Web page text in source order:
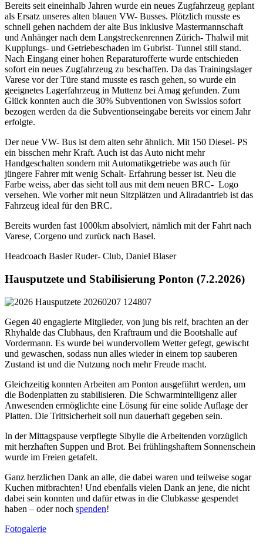
Bereits seit eineinhalb Jahren wurde ein neues Zugfahrzeug geplant
als Ersatz unseres alten blauen VW- Busses. Plötzlich musste es
schnell gehen nachdem der alte Bus inklusive Mastermannschaft
und Anhänger nach dem Langstreckenrennen Zürich- Thalwil mit
Kupplungs- und Getriebeschaden im Gubrist- Tunnel still stand.
Nach Eingang einer hohen Reparaturofferte wurde entschieden
sofort ein neues Zugfahrzeug zu beschaffen. Da das Trainingslager
Varese vor der Türe stand musste es rasch gehen, so wurde ein
geeignetes Lagerfahrzeug in Muttenz bei Amag gefunden. Zum
Glück konnten auch die 30% Subventionen von Swisslos sofort
bezogen werden da die Subventionseingabe bereits vor einem Jahr
erfolgte.
Der neue VW- Bus ist dem alten sehr ähnlich. Mit 150 Diesel- PS
ein bisschen mehr Kraft. Auch ist das Auto nicht mehr
Handgeschalten sondern mit Automatikgetriebe was auch für
jüngere Fahrer mit wenig Schalt- Erfahrung besser ist. Neu die
Farbe weiss, aber das sieht toll aus mit dem neuen BRC- Logo
versehen. Wie vorher mit neun Sitzplätzen und Allradantrieb ist das
Fahrzeug ideal für den BRC.
Bereits wurden fast 1000km absolviert, nämlich mit der Fahrt nach
Varese, Corgeno und zurück nach Basel.
Headcoach Basler Ruder- Club, Daniel Blaser
Hausputzete und Stabilisierung Ponton (7.2.2026)
Gegen 40 engagierte Mitglieder, von jung bis reif, brachten an der
Rhyhalde das Clubhaus, den Kraftraum und die Bootshalle auf
Vordermann. Es wurde bei wundervollem Wetter gefegt, gewischt
und gewaschen, sodass nun alles wieder in einem top sauberen
Zustand ist und die Nutzung noch mehr Freude macht.
Gleichzeitig konnten Arbeiten am Ponton ausgeführt werden, um
die Bodenplatten zu stabilisieren. Die Schwarmintelligenz aller
Anwesenden ermöglichte eine Lösung für eine solide Auflage der
Platten. Die Trittsicherheit soll nun dauerhaft gegeben sein.
In der Mittagspause verpflegte Sibylle die Arbeitenden vorzüglich
mit herzhaften Suppen und Brot. Bei frühlingshaftem Sonnenschein
wurde im Freien getafelt.
Ganz herzlichen Dank an alle, die dabei waren und teilweise sogar
Kuchen mitbrachten! Und ebenfalls vielen Dank an jene, die nicht
dabei sein konnten und dafür etwas in die Clubkasse gespendet
haben – oder noch spenden!
Fotogalerie